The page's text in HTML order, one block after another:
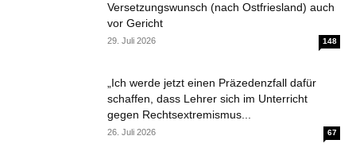
Versetzungswunsch (nach Ostfriesland) auch
vor Gericht
29. Juli 2026 148
„Ich werde jetzt einen Präzedenzfall dafür
schaffen, dass Lehrer sich im Unterricht
gegen Rechtsextremismus...
26. Juli 2026 67